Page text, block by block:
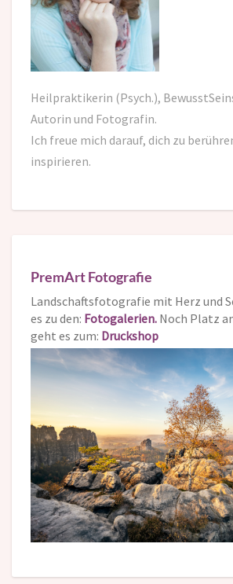
Heilpraktikerin (Psych.),
Autorin und Fotografin.
Ich freue mich darauf, dich zu
inspirieren.
PremArt Fotografie
Landschaftsfotografie mit Herz und
es zu den: Fotogalerien. Noch Platz
geht es zum: Druckshop